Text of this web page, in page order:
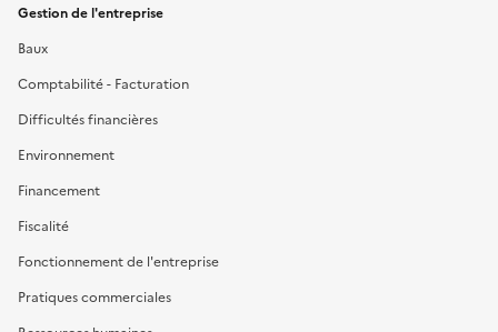
Gestion de l'entreprise
Baux
Comptabilité - Facturation
Difficultés financières
Environnement
Financement
Fiscalité
Fonctionnement de l'entreprise
Pratiques commerciales